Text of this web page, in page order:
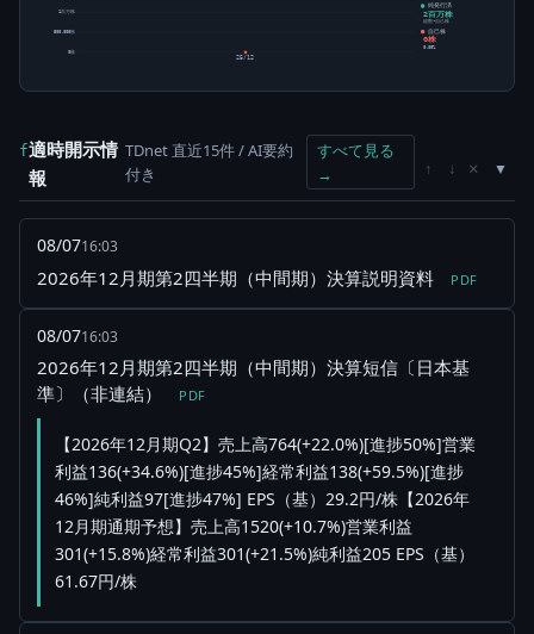
0株
500,000株
1百万株
25/12
純発行済
2百万株
総数-自己株
自己株
0株
0.00%
f適時開示情
報
TDnet 直近15件 / AI要約
付き
すべて見る
→
↑ ↓ ×
08/0716:03
2026年12月期第2四半期（中間期）決算説明資料 PDF
08/0716:03
2026年12月期第2四半期（中間期）決算短信〔日本基
準〕（非連結）
PDF
【2026年12月期Q2】売上高764(+22.0%)[進捗50%]営業
利益136(+34.6%)[進捗45%]経常利益138(+59.5%)[進捗
46%]純利益97[進捗47%] EPS（基）29.2円/株【2026年
12月期通期予想】売上高1520(+10.7%)営業利益
301(+15.8%)経常利益301(+21.5%)純利益205 EPS（基）
61.67円/株